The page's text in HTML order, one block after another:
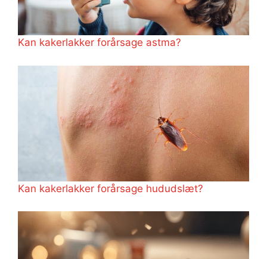
Kan kakerlakker forårsage astma?
Kan kakerlakker forårsage hududslæt?